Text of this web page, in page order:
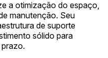
a otimização do espaço,
manutenção. Seu
de suporte
sólido para